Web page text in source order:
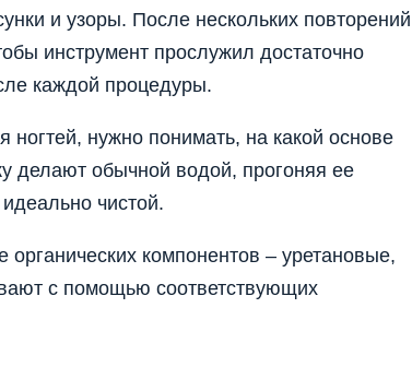
и узоры. После нескольких повторений
инструмент прослужил достаточно
каждой процедуры.
нужно понимать, на какой основе
делают обычной водой, прогоняя ее
чистой.
компонентов – уретановые,
с помощью соответствующих